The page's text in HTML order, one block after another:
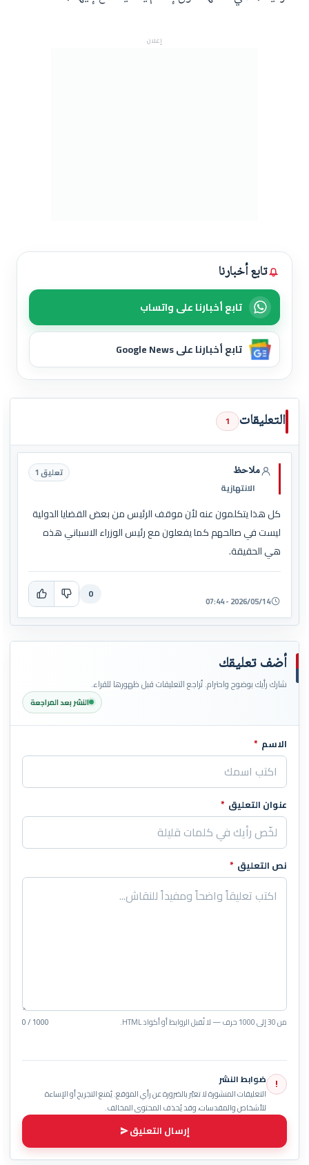
إعلان
تابع أخبارنا
تابع أخبارنا على واتساب
تابع أخبارنا على Google News
التعليقات 1
ملاحظ
الانتهازية
تعليق 1
كل هذا يتكلمون عنه لأن موقف الرئيس من بعض القضايا الدولية
ليست في صالحهم كما يفعلون مع رئيس الوزراء الاسباني هذه
هي الحقيقة.
2026/05/14 - 07:44
0
أضف تعليقك
شارك رأيك بوضوح واحترام. تُراجع التعليقات قبل ظهورها للقراء.
النشر بعد المراجعة
اترك هذا الحقل فارغاً
الاسم *
عنوان التعليق *
نص التعليق *
من 30 إلى 1000 حرف — لا تُقبل الروابط أو أكواد HTML. 0 / 1000
! ضوابط النشر
التعليقات المنشورة لا تعبّر بالضرورة عن رأي الموقع. يُمنع التجريح أو الإساءة
للأشخاص والمقدسات، وقد يُحذف المحتوى المخالف.
إرسال التعليق